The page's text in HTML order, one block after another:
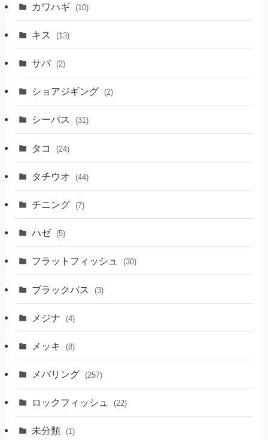
カワハギ (10)
キス (13)
サバ (2)
ショアジギング (2)
シーバス (31)
タコ (24)
タチウオ (44)
チニング (7)
ハゼ (5)
フラットフィッシュ (30)
ブラックバス (3)
メジナ (4)
メッキ (8)
メバリング (257)
ロックフィッシュ (22)
未分類 (1)